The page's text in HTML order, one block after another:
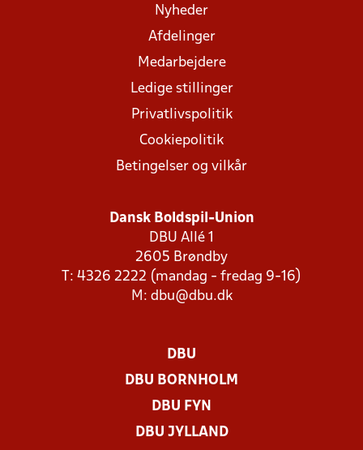
Nyheder
Afdelinger
Medarbejdere
Ledige stillinger
Privatlivspolitik
Cookiepolitik
Betingelser og vilkår
Dansk Boldspil-Union
DBU Allé 1
2605 Brøndby
T: 4326 2222 (mandag - fredag 9-16)
M: dbu@dbu.dk
DBU
DBU BORNHOLM
DBU FYN
DBU JYLLAND